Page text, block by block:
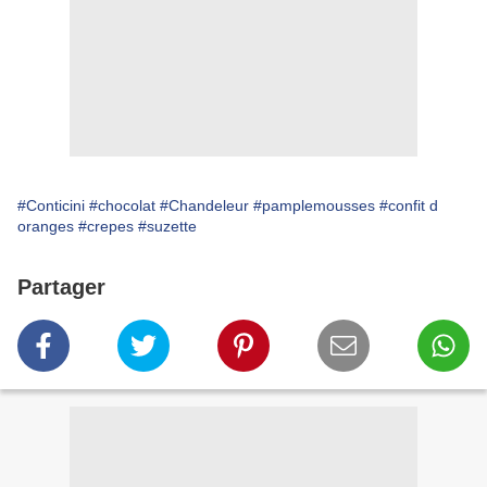
#Conticini #chocolat #Chandeleur #pamplemousses #confit d
oranges #crepes #suzette
Partager